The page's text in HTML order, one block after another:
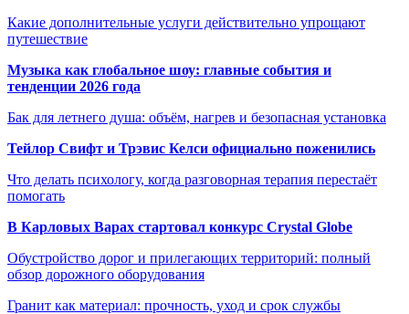
Какие дополнительные услуги действительно упрощают
путешествие
Музыка как глобальное шоу: главные события и
тенденции 2026 года
Бак для летнего душа: объём, нагрев и безопасная установка
Тейлор Свифт и Трэвис Келси официально поженились
Что делать психологу, когда разговорная терапия перестаёт
помогать
В Карловых Варах стартовал конкурс Crystal Globe
Обустройство дорог и прилегающих территорий: полный
обзор дорожного оборудования
Гранит как материал: прочность, уход и срок службы